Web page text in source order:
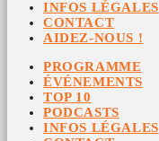
INFOS LÉGALES
CONTACT
AIDEZ-NOUS !
PROGRAMME
ÉVÉNEMENTS
TOP 10
PODCASTS
INFOS LÉGALES